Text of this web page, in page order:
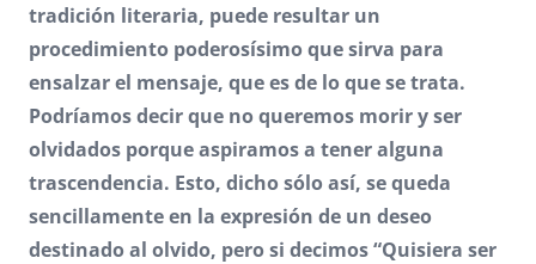
tradición literaria, puede resultar un
procedimiento poderosísimo que sirva para
ensalzar el mensaje, que es de lo que se trata.
Podríamos decir que no queremos morir y ser
olvidados porque aspiramos a tener alguna
trascendencia. Esto, dicho sólo así, se queda
sencillamente en la expresión de un deseo
destinado al olvido, pero si decimos “Quisiera ser